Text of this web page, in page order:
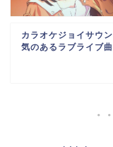
カラオケジョイサウ
気のあるラブライブ